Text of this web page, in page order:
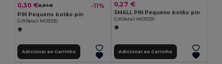
0,30 €0,34 € -11%
PIN Pequeno botão pin
GiftRetail MO9330
Adicionar ao Carrinho
0,27 €
SMALL PIN Pequeno botão pin
GiftRetail MO9329
Adicionar ao Carrinho